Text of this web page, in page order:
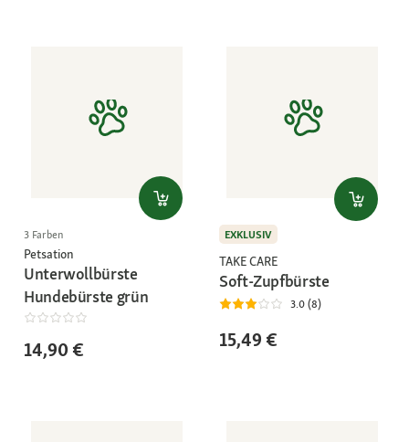
3 Farben
Petsation
Unterwollbürste
Hundebürste grün
14,90 €
EXKLUSIV
TAKE CARE
Soft-Zupfbürste
3.0 (8)
15,49 €